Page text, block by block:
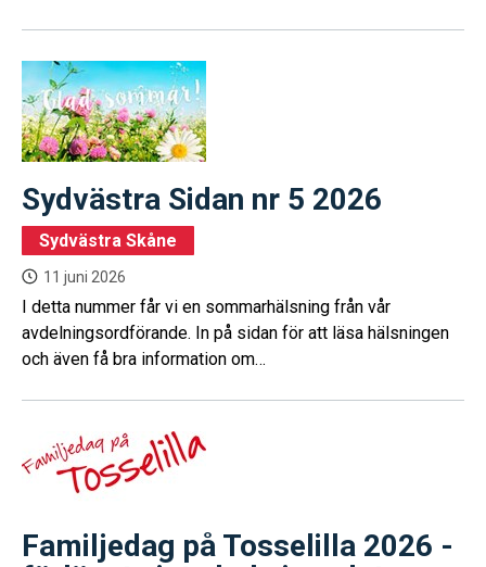
Sydvästra Sidan nr 5 2026
Sydvästra Skåne
11 juni 2026
I detta nummer får vi en sommarhälsning från vår
avdelningsordförande. In på sidan för att läsa hälsningen
och även få bra information om
Familjedag på Tosselilla 2026 -